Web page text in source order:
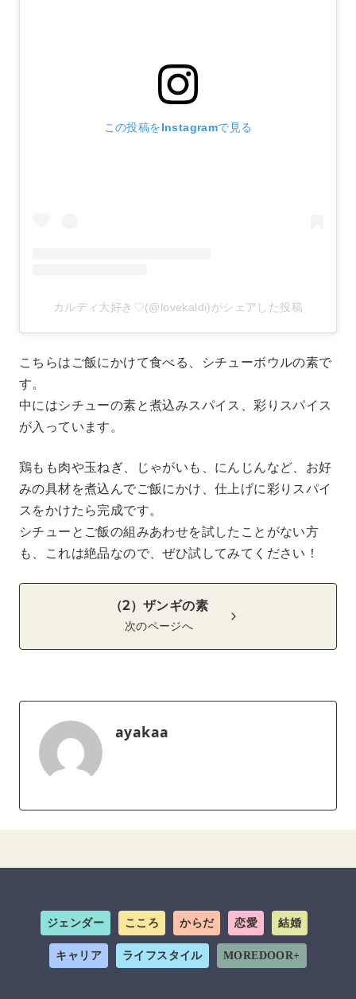
この投稿をInstagramで見る
カルディ大好き♡(@lovekaldi)がシェアした投稿
こちらはご飯にかけて食べる、シチューボウルの素で
す。
中にはシチューの素と煮込みスパイス、彩りスパイス
が入っています。
鶏もも肉や玉ねぎ、じゃがいも、にんじんなど、お好
みの具材を煮込んでご飯にかけ、仕上げに彩りスパイ
スをかけたら完成です。
シチューとご飯の組みあわせを試したことがない方
も、これは絶品なので、ぜひ試してみてください！
（2）ザンギの素
次のページへ
ayakaa
ジェンダー こころ からだ 恋愛 結婚
キャリア ライフスタイル MOREDOOR+